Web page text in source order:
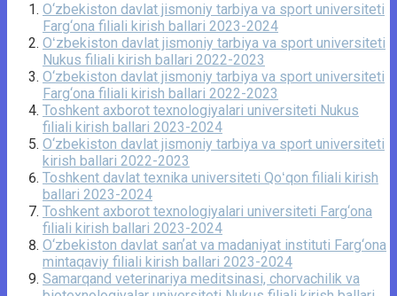
O‘zbekiston davlat jismoniy tarbiya va sport universiteti
Farg‘ona filiali kirish ballari 2023-2024
Oʻzbekiston davlat jismoniy tarbiya va sport universiteti
Nukus filiali kirish ballari 2022-2023
O‘zbekiston davlat jismoniy tarbiya va sport universiteti
Farg‘ona filiali kirish ballari 2022-2023
Toshkent axborot texnologiyalari universiteti Nukus
filiali kirish ballari 2023-2024
O‘zbekiston davlat jismoniy tarbiya va sport universiteti
kirish ballari 2022-2023
Toshkent davlat texnika universiteti Qoʻqon filiali kirish
ballari 2023-2024
Toshkent axborot texnologiyalari universiteti Farg‘ona
filiali kirish ballari 2023-2024
O‘zbekiston davlat sanʼat va madaniyat instituti Farg‘ona
mintaqaviy filiali kirish ballari 2023-2024
Samarqand veterinariya meditsinasi, chorvachilik va